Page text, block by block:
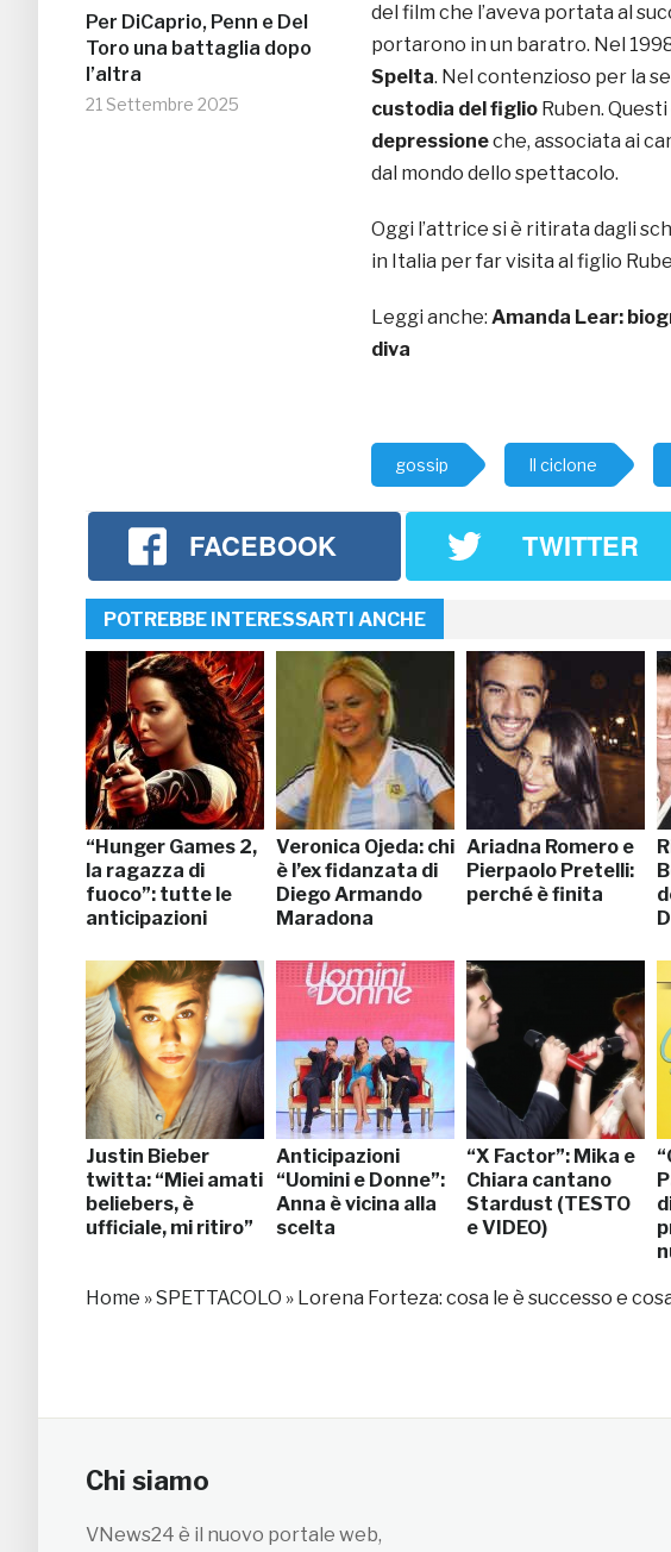
Per DiCaprio, Penn e Del
Toro una battaglia dopo
l’altra
21 Settembre 2025
del film che l’aveva portata al
portarono in un baratro. Nel
Spelta. Nel contenzioso per la
custodia del figlio Ruben.
depressioneche, associata ai
dal mondo dello spettacolo.
Oggi l’attrice si è ritirata dagli
in Italia per far visita al figlio
Leggi anche: Amanda Lear:
diva
gossip Il ciclone
FACEBOOK TWITTER
POTREBBE INTERESSARTI ANCHE
“Hunger Games 2,
la ragazza di
fuoco”: tutte le
anticipazioni
Veronica Ojeda: chi
è l’ex fidanzata di
Diego Armando
Maradona
Ariadna Romero e
Pierpaolo Pretelli:
perché è finita
Justin Bieber
twitta: “Miei amati
beliebers, è
ufficiale, mi ritiro”
Anticipazioni
“Uomini e Donne”:
Anna è vicina alla
scelta
“X Factor”: Mika e
Chiara cantano
Stardust (TESTO
e VIDEO)
Home »SPETTACOLO » Lorena Forteza: cosa le è successo e
Chi siamo
VNews24 è il nuovo portale web,